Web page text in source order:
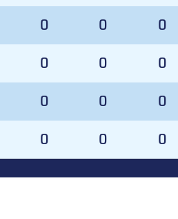
0 0 0
0 0 0
0 0 0
0 0 0